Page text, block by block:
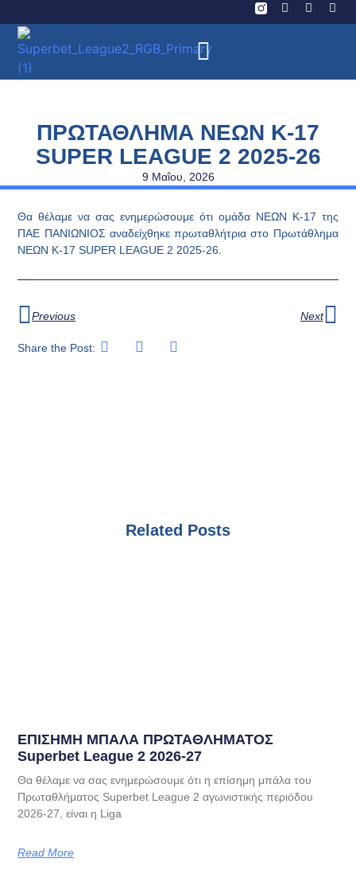
ΠΡΩΤΑΘΛΗΜΑ ΝΕΩΝ Κ-17
SUPER LEAGUE 2 2025-26
9 Μαΐου, 2026
Θα θέλαμε να σας ενημερώσουμε ότι ομάδα ΝΕΩΝ Κ-17 της
ΠΑΕ ΠΑΝΙΩΝΙΟΣ αναδείχθηκε πρωταθλήτρια στο Πρωτάθλημα
ΝΕΩΝ Κ-17 SUPER LEAGUE 2 2025-26.
Previous Next
Share the Post:
Related Posts
EΠΙΣΗΜΗ ΜΠΑΛΑ ΠΡΩΤΑΘΛΗΜΑΤΟΣ
Superbet League 2 2026-27
Θα θέλαμε να σας ενημερώσουμε ότι η επίσημη μπάλα του
Πρωταθλήματος Superbet League 2 αγωνιστικής περιόδου
2026-27, είναι η Liga
Read More